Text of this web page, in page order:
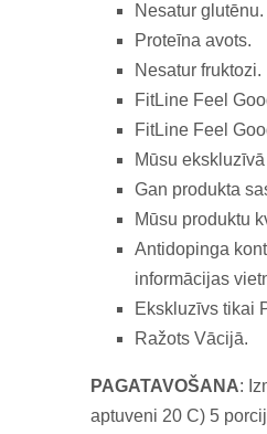
Nesatur glutēnu.
Proteīna avots.
Nesatur fruktozi.
FitLine Feel
FitLine Feel
Mūsu
Gan produkta
Mūsu produktu
Antidopinga
informācijas
Ekskluzīvs tikai
Ražots Vācijā.
PAGATAVOŠANA:
aptuveni 20 C) 5